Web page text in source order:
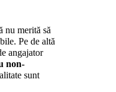
nu merită să
Pe de altă
angajator
non-
sunt